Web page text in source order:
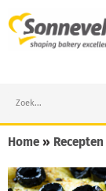
to
content
Search
Home » Recepten